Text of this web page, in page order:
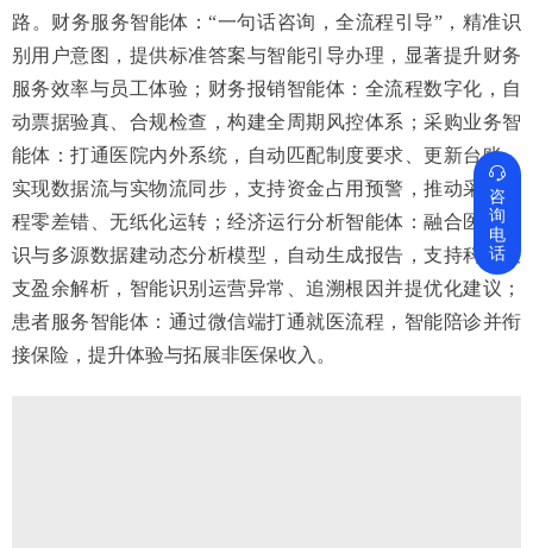
路。财务服务智能体：“一句话咨询，全流程引导”，精准识
别用户意图，提供标准答案与智能引导办理，显著提升财务
服务效率与员工体验；财务报销智能体：全流程数字化，自
动票据验真、合规检查，构建全周期风控体系；采购业务智
能体：打通医院内外系统，自动匹配制度要求、更新台账，
实现数据流与实物流同步，支持资金占用预警，推动采购流
程零差错、无纸化运转；经济运行分析智能体：融合医疗知
识与多源数据建动态分析模型，自动生成报告，支持科室收
支盈余解析，智能识别运营异常、追溯根因并提优化建议；
患者服务智能体：通过微信端打通就医流程，智能陪诊并衔
接保险，提升体验与拓展非医保收入。

咨
询
电
话